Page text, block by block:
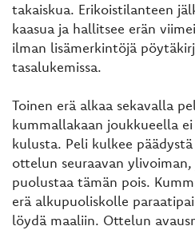
takaiskua. Erikoistilanteen
kaasua ja hallitsee erän
ilman lisämerkintöjä
tasalukemissa.
Toinen erä alkaa sekavalla
kummallakaan joukkueella
kulusta. Peli kulkee
ottelun seuraavan
puolustaa tämän pois.
erä alkupuoliskolle
löydä maaliin. Ottelun